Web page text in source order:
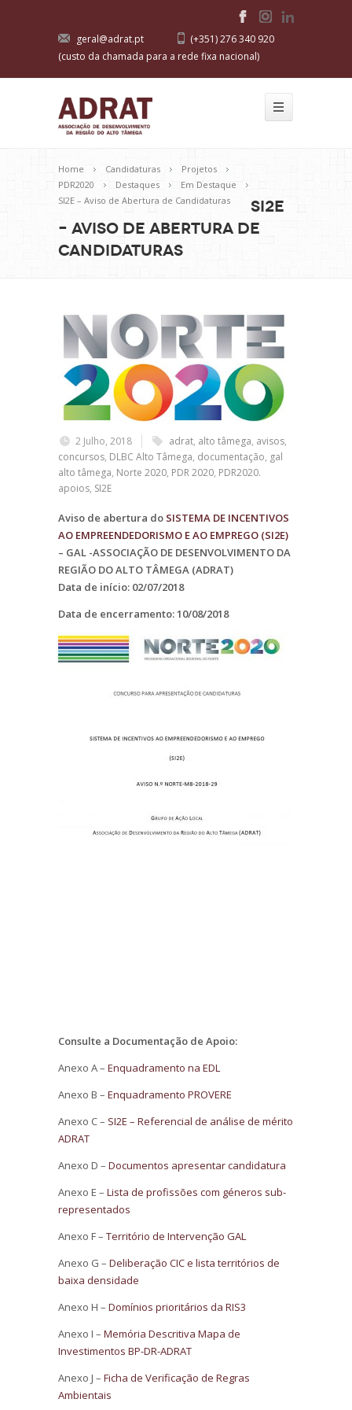
geral@adrat.pt
(+351) 276 340 920
(custo da chamada para a rede fixa nacional)
Home Candidaturas
Projetos
PDR2020
Destaques
Em Destaque
SI2E – Aviso de Abertura de Candidaturas
SI2E
– Aviso de Abertura de
Candidaturas
2 Julho, 2018 adrat, alto tâmega, avisos,
concursos, DLBC Alto Tâmega, documentação, gal
alto tâmega, Norte 2020, PDR 2020, PDR2020.
apoios, SI2E
Aviso de abertura do SISTEMA DE INCENTIVOS
AO EMPREENDEDORISMO E AO EMPREGO (SI2E)
– GAL -ASSOCIAÇÃO DE DESENVOLVIMENTO DA
REGIÃO DO ALTO TÂMEGA (ADRAT)
Data de início: 02/07/2018
Data de encerramento: 10/08/2018
Consulte a Documentação de Apoio:
Anexo A – Enquadramento na EDL
Anexo B – Enquadramento PROVERE
Anexo C – SI2E – Referencial de análise de mérito
ADRAT
Anexo D – Documentos apresentar candidatura
Anexo E – Lista de profissões com géneros sub-
representados
Anexo F – Território de Intervenção GAL
Anexo G – Deliberação CIC e lista territórios de
baixa densidade
Anexo H – Domínios prioritários da RIS3
Anexo I – Memória Descritiva Mapa de
Investimentos BP-DR-ADRAT
Anexo J – Ficha de Verificação de Regras
Ambientais